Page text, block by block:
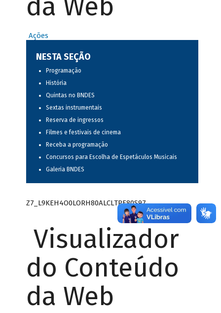
da Web
Ações
NESTA SEÇÃO
Programação
História
Quintas no BNDES
Sextas instrumentais
Reserva de ingressos
Filmes e festivais de cinema
Receba a programação
Concursos para Escolha de Espetáculos Musicais
Galeria BNDES
Z7_L9KEH4O0LORH80ALCLTPF80S97
Visualizador
do Conteúdo
da Web